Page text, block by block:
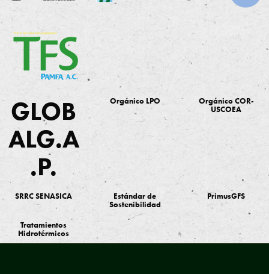
GLOB
ALG.A
.P.
Orgánico LPO
Orgánico COR-
USCOEA
SRRC SENASICA
Estándar de
Sostenibilidad
PrimusGFS
Tratamientos
Hidrotérmicos